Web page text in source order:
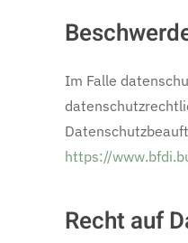
Im Falle
https://
Recht auf